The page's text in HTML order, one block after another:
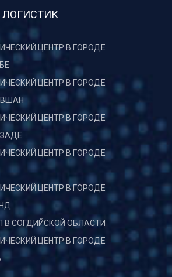
ЛОГИСТИК
ЦЕНТР В ГОРОДЕ
ЦЕНТР В ГОРОДЕ
ЦЕНТР В ГОРОДЕ
ЦЕНТР В ГОРОДЕ
ЦЕНТР В ГОРОДЕ
В СОГДИЙСКОЙ ОБЛАСТИ
ЦЕНТР В ГОРОДЕ